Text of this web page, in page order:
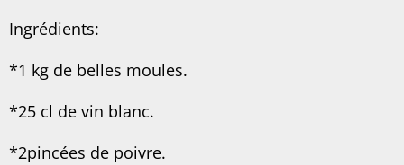
Ingrédients:
*1 kg de belles moules.
*25 cl de vin blanc.
*2pincées de poivre.